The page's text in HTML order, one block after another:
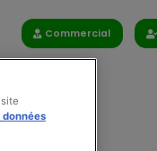
Commercial